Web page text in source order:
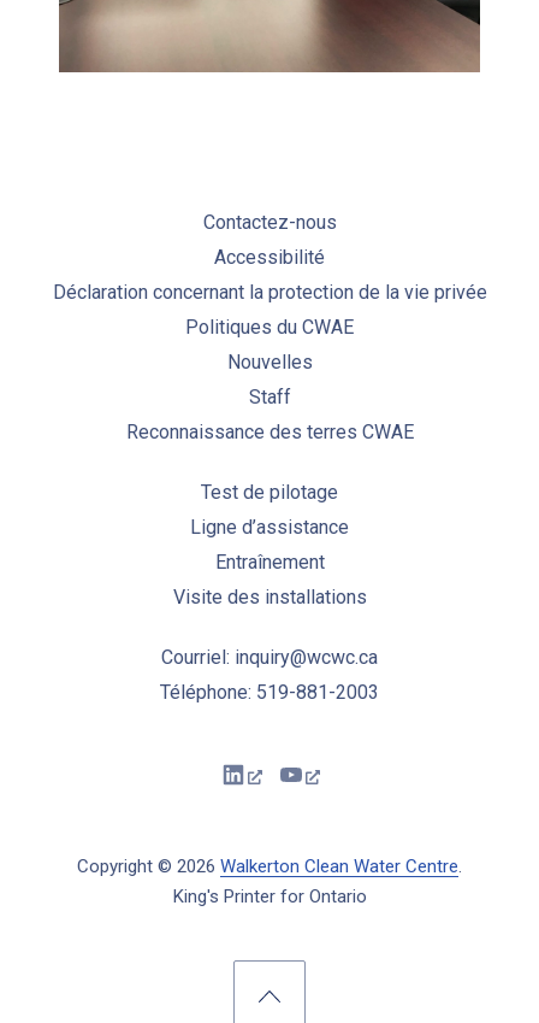
Contactez-nous
Accessibilité
Déclaration concernant la protection de la vie privée
Politiques du CWAE
Nouvelles
Staff
Reconnaissance des terres CWAE
Test de pilotage
Ligne d’assistance
Entraînement
Visite des installations
Courriel: inquiry@wcwc.ca
Téléphone: 519-881-2003
Copyright © 2026 Walkerton Clean Water Centre.
King's Printer for Ontario
New WindowNew Window